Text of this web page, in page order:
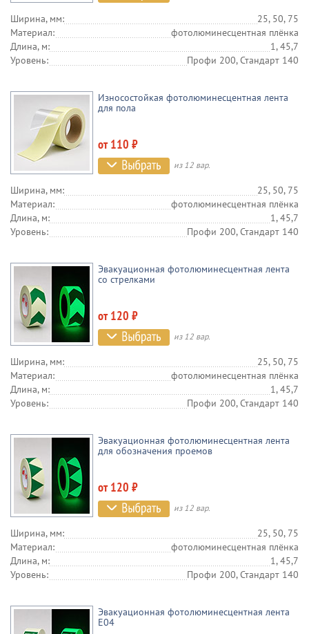
Ширина, мм:
25, 50, 75
Материал:
фотолюминесцентная плёнка
Длина, м:
1, 45,7
Уровень:
Профи 200, Стандарт 140
Износостойкая фотолюминесцентная лента
для пола
от 110 ₽
из 12 вар.
Ширина, мм:
25, 50, 75
Материал:
фотолюминесцентная плёнка
Длина, м:
1, 45,7
Уровень:
Профи 200, Стандарт 140
Эвакуационная фотолюминесцентная лента
со стрелками
от 120 ₽
из 12 вар.
Ширина, мм:
25, 50, 75
Материал:
фотолюминесцентная плёнка
Длина, м:
1, 45,7
Уровень:
Профи 200, Стандарт 140
Эвакуационная фотолюминесцентная лента
для обозначения проемов
от 120 ₽
из 12 вар.
Ширина, мм:
25, 50, 75
Материал:
фотолюминесцентная плёнка
Длина, м:
1, 45,7
Уровень:
Профи 200, Стандарт 140
Эвакуационная фотолюминесцентная лента
E04